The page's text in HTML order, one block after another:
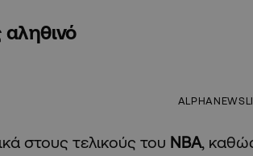
στους τελικούς του NBA,